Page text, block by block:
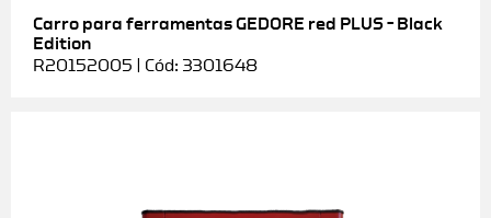
Carro para ferramentas GEDORE red PLUS – Black
Edition
R20152005 | Cód: 3301648